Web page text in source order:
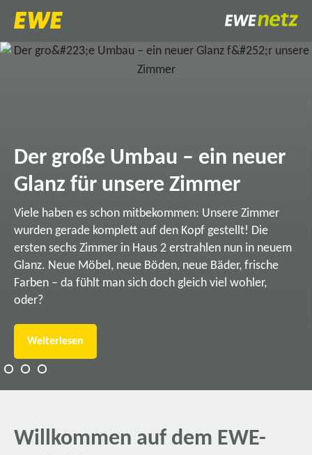
Der große Umbau – ein neuer
Glanz für unsere Zimmer
Viele haben es schon mitbekommen: Unsere Zimmer
wurden gerade komplett auf den Kopf gestellt! Die
ersten sechs Zimmer in Haus 2 erstrahlen nun in neuem
Glanz. Neue Möbel, neue Böden, neue Bäder, frische
Farben – da fühlt man sich doch gleich viel wohler,
oder?
Weiterlesen
Willkommen auf dem EWE-